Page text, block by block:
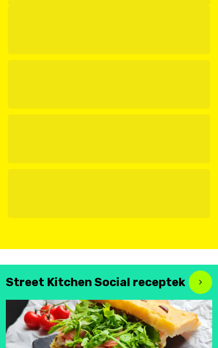
Street Kitchen Social receptek